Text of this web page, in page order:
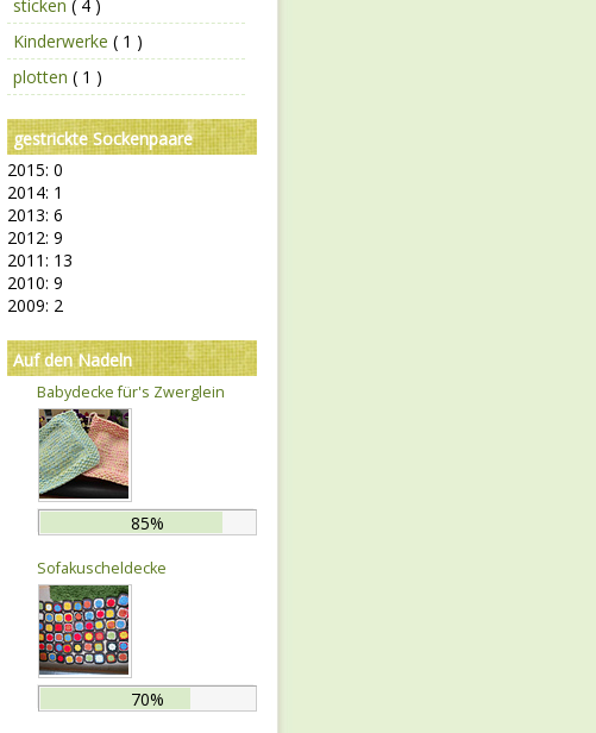
sticken ( 4 )
Kinderwerke ( 1 )
plotten ( 1 )
gestrickte Sockenpaare
2015: 0
2014: 1
2013: 6
2012: 9
2011: 13
2010: 9
2009: 2
Auf den Nadeln
Babydecke für's Zwerglein
85%
Sofakuscheldecke
70%